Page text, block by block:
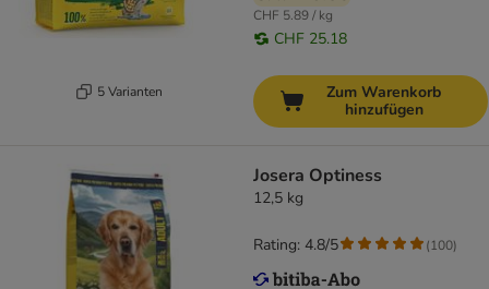
5 Varianten
CHF 5.89 / kg
CHF 25.18
Zum Warenkorb
hinzufügen
Josera Optiness
12,5 kg
Rating: 4.8/5 (100)